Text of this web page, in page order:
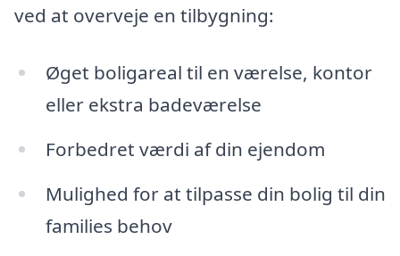
ved at overveje en tilbygning:
Øget boligareal til en værelse, kontor
eller ekstra badeværelse
Forbedret værdi af din ejendom
Mulighed for at tilpasse din bolig til din
families behov